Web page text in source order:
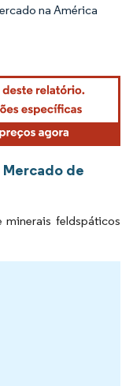
na América
de
feldspáticos